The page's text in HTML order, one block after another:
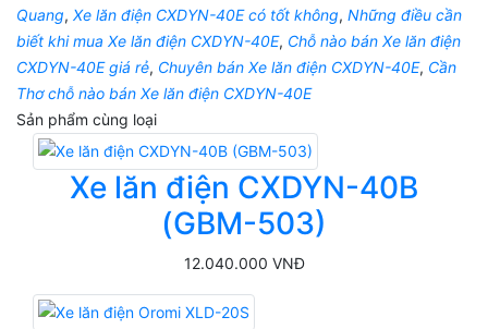
Quang, Xe lăn điện CXDYN-40E có tốt không, Những điều cần
biết khi mua Xe lăn điện CXDYN-40E, Chỗ nào bán Xe lăn điện
CXDYN-40E giá rẻ, Chuyên bán Xe lăn điện CXDYN-40E, Cần
Thơ chỗ nào bán Xe lăn điện CXDYN-40E
Sản phẩm cùng loại
Xe lăn điện CXDYN-40B
(GBM-503)
12.040.000 VNĐ